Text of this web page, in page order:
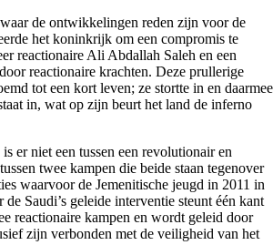
de ontwikkelingen reden zijn voor de
het koninkrijk om een compromis te
reactionaire Ali Abdallah Saleh en een
reactionaire krachten. Deze prullerige
tot een kort leven; ze stortte in en daarmee
in, wat op zijn beurt het land de inferno
er niet een tussen een revolutionair en
twee kampen die beide staan tegenover
waarvoor de Jemenitische jeugd in 2011 in
Saudi’s geleide interventie steunt één kant
reactionaire kampen en wordt geleid door
zijn verbonden met de veiligheid van het